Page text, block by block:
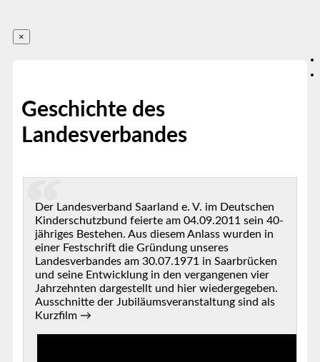
×
Geschichte des
Landesverbandes
Der Landesverband Saarland e. V. im Deutschen
Kinderschutzbund feierte am 04.09.2011 sein 40-
jähriges Bestehen. Aus diesem Anlass wurden in
einer Festschrift die Gründung unseres
Landesverbandes am 30.07.1971 in Saarbrücken
und seine Entwicklung in den vergangenen vier
Jahrzehnten dargestellt und hier wiedergegeben.
Ausschnitte der Jubiläumsveranstaltung sind als
Kurzfilm →